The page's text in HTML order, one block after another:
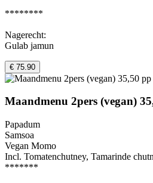
********
Nagerecht:
Gulab jamun
€ 75.90
Maandmenu 2pers (vegan)
Papadum
Samsoa
Vegan Momo
Incl. Tomatenchutney, Tamarinde
*******